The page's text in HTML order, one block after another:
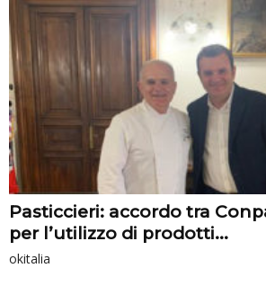
Pasticcieri: accordo tra
per l’utilizzo di prodotti...
okitalia